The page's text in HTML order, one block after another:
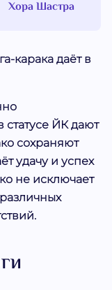
Хора Шастра
карака даёт в
ЙК дают
сохраняют
удачу и успех
не исключает